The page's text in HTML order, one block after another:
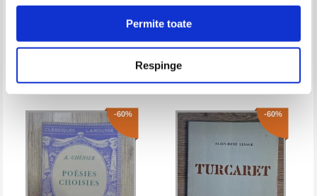
Permite toate
Respinge
Alexandre Dumas - Doamna de
Alexandre Dumas - Doamna de
Cristina Stefanescu, Jacques
Stuart Woods - Deep lie
-60% -60%